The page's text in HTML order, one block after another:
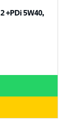
+PDi 5W40,